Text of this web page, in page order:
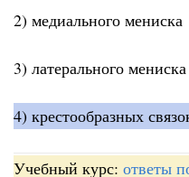
2) медиального мениска
3) латерального мениска
4) крестообразных
Учебный курс: ответы